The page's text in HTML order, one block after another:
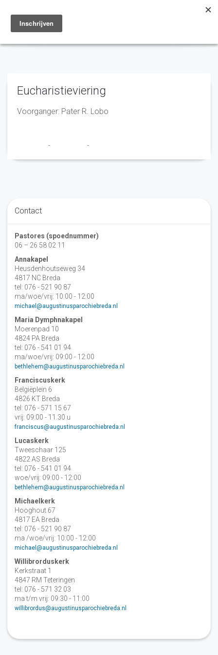
Toggle
navigation
Eucharistieviering
Voorganger: Pater R. Lobo
- -
Contact
Pastores (spoednummer)
06 – 26 58 02 11
Annakapel
Heusdenhoutseweg 34
4817 NC Breda
tel: 076 - 521 90 87
ma/woe/vrij: 10:00 - 12:00
michael@augustinusparochiebreda.nl
Maria Dymphnakapel
Moerenpad 10
4824 PA Breda
tel: 076 - 541 01 94
ma/woe/vrij: 09:00 - 12:00
bethlehem@augustinusparochiebreda.nl
Franciscuskerk
Belgiëplein 6
4826 KT Breda
tel: 076 - 571 15 67
vrij: 09:00 - 11.30 u
franciscus@augustinusparochiebreda.nl
Lucaskerk
Tweeschaar 125
4822 AS Breda
tel: 076 - 541 01 94
woe/vrij: 09:00 - 12:00
bethlehem@augustinusparochiebreda.nl
Michaelkerk
Hooghout 67
4817 EA Breda
tel: 076 - 521 90 87
ma /woe/vrij: 10:00 - 12:00
michael@augustinusparochiebreda.nl
Willibrorduskerk
Kerkstraat 1
4847 RM Teteringen
tel: 076 - 571 32 03
ma t/m vrij: 09:30 - 11:00
willibrordus@augustinusparochiebreda.nl